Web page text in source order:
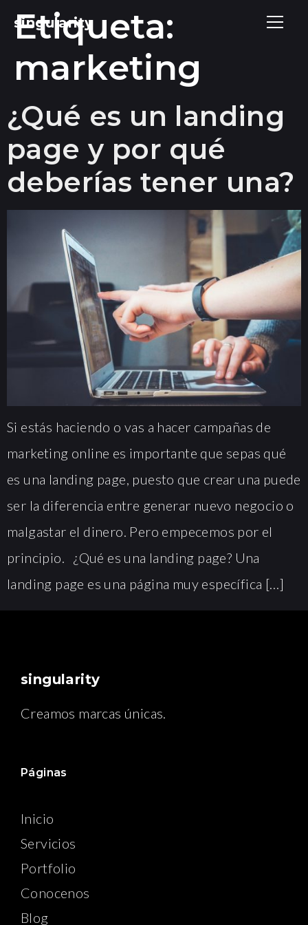
singularity
Etiqueta:
marketing
¿Qué es un landing
page y por qué
deberías tener una?
Si estás haciendo o vas a hacer campañas de
marketing online es importante que sepas qué
es una landing page, puesto que crear una puede
ser la diferencia entre generar nuevo negocio o
malgastar el dinero. Pero empecemos por el
principio. ¿Qué es una landing page? Una
landing page es una página muy específica […]
singularity
Creamos marcas únicas.
Páginas
Inicio
Servicios
Portfolio
Conocenos
Blog